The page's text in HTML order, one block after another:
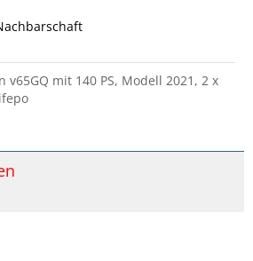
v65GQ mit 140 PS, Modell 2021, 2 x